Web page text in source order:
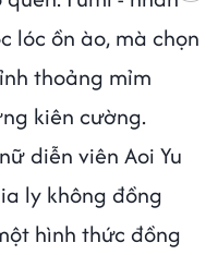
lóc ồn ào, mà chọn
thoảng mỉm
kiên cường.
diễn viên Aoi Yu
ly không đồng
hình thức đồng